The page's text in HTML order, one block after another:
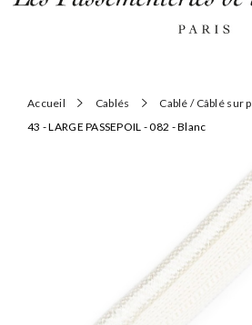
Accueil Cablés
Cablé / Câblé sur
43 - LARGE PASSEPOIL - 082 - Blanc